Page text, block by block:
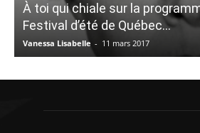
À toi qui chiale sur la
Festival d’été de Québec…
Vanessa Lisabelle - 11 mars 2017